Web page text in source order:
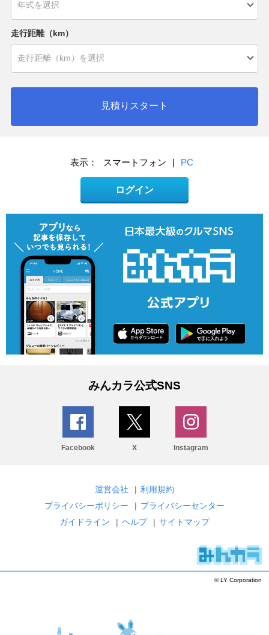
走行距離（km）
見積りスタート
表示： スマートフォン | PC
ログイン
みんカラ公式SNS
Facebook X Instagram
運営会社 | 利用規約
プライバシーポリシー
| プライバシーセンター
ガイドライン
| ヘルプ | サイトマップ
© LY Corporation